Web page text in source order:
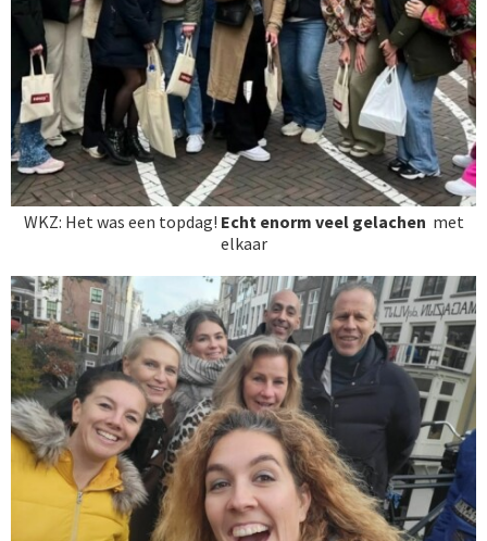
WKZ: Het was een topdag! Echt enorm veel gelachen met
elkaar